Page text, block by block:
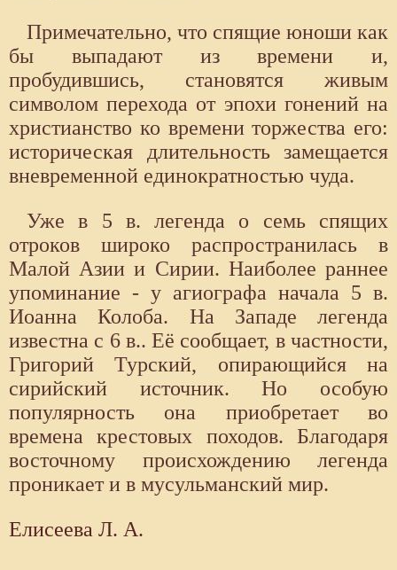
Примечательно, что спящие юноши как
бы выпадают из времени и,
пробудившись, становятся живым
символом перехода от эпохи гонений на
христианство ко времени торжества его:
историческая длительность замещается
вневременной единократностью чуда.
Уже в 5 в. легенда о семь спящих
отроков широко распространилась в
Малой Азии и Сирии. Наиболее раннее
упоминание - у агиографа начала 5 в.
Иоанна Колоба. На Западе легенда
известна с 6 в.. Её сообщает, в частности,
Григорий Турский, опирающийся на
сирийский источник. Но особую
популярность она приобретает во
времена крестовых походов. Благодаря
восточному происхождению легенда
проникает и в мусульманский мир.
Елисеева Л. А.